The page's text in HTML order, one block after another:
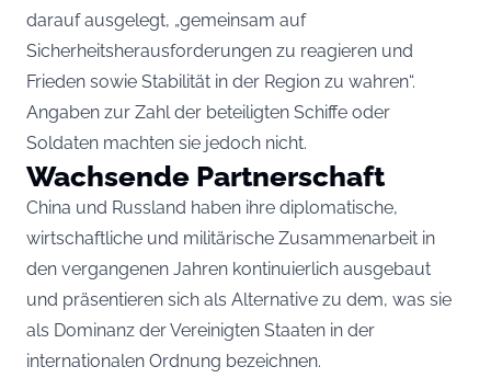
darauf ausgelegt, „gemeinsam auf
Sicherheitsherausforderungen zu reagieren und
Frieden sowie Stabilität in der Region zu wahren“.
Angaben zur Zahl der beteiligten Schiffe oder
Soldaten machten sie jedoch nicht.
Wachsende Partnerschaft
China und Russland haben ihre diplomatische,
wirtschaftliche und militärische Zusammenarbeit in
den vergangenen Jahren kontinuierlich ausgebaut
und präsentieren sich als Alternative zu dem, was sie
als Dominanz der Vereinigten Staaten in der
internationalen Ordnung bezeichnen.